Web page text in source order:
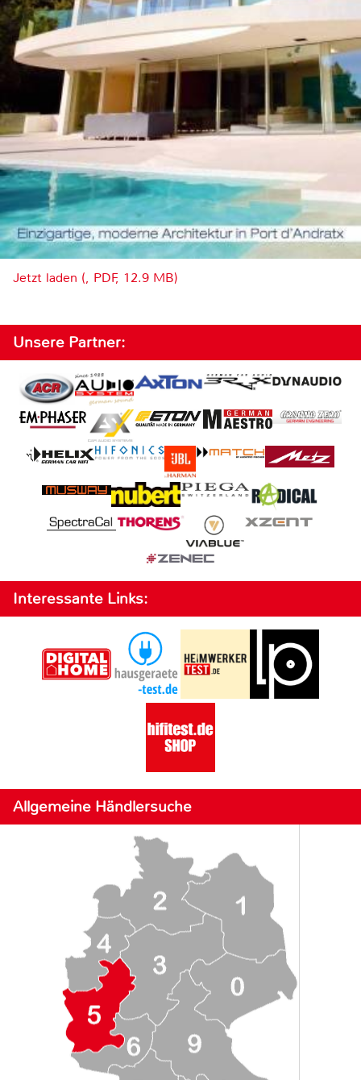
Jetzt laden (, PDF, 12.9 MB)
Unsere Partner:
Interessante Links:
Allgemeine Händlersuche